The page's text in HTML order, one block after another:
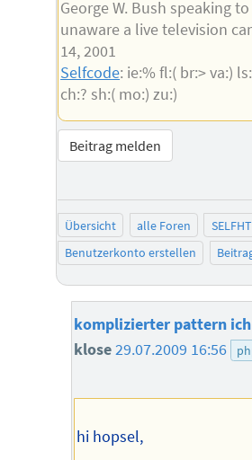
George W. Bush speaking
unaware a live television
14, 2001
Selfcode: ie:% fl:( br:> va:)
ch:? sh:( mo:) zu:)
Beitrag melden
Übersicht alle Foren
Benutzerkonto erstellen
komplizierter pattern
klose29.07.2009 16:56
hi hopsel,